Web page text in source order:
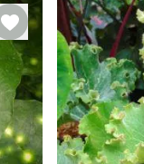
Novembro